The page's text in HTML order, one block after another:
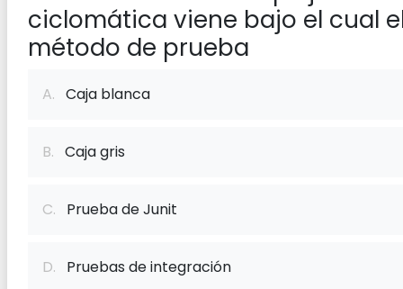
ciclomática viene bajo el cual
método de prueba
A. Caja blanca
B. Caja gris
C. Prueba de Junit
D. Pruebas de integración